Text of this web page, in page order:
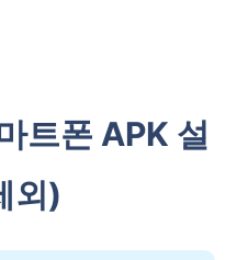
트폰 APK 설
외)